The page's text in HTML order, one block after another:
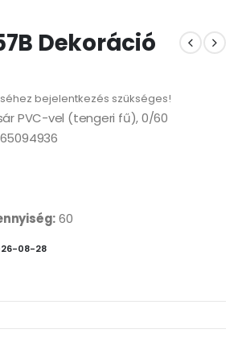
Dekoráció
bejelentkezés szükséges!
PVC-vel (tengeri fű), 0/60
60
08-28